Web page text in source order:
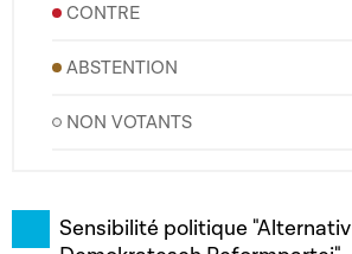
CONTRE
ABSTENTION
NON VOTANTS
Sensibilité politique "Alternativ